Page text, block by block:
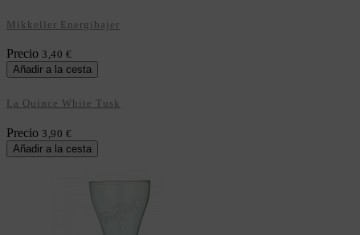
Mikkeller Energibajer
Precio 3,40 €
Añadir a la cesta
La Quince White Tusk
Precio 3,90 €
Añadir a la cesta